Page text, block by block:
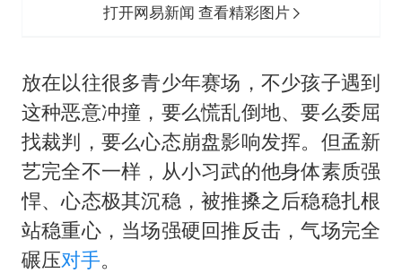
打开网易新闻 查看精彩图片
放在以往很多青少年赛场，不少孩子遇到
这种恶意冲撞，要么慌乱倒地、要么委屈
找裁判，要么心态崩盘影响发挥。但孟新
艺完全不一样，从小习武的他身体素质强
悍、心态极其沉稳，被推搡之后稳稳扎根
站稳重心，当场强硬回推反击，气场完全
碾压对手。